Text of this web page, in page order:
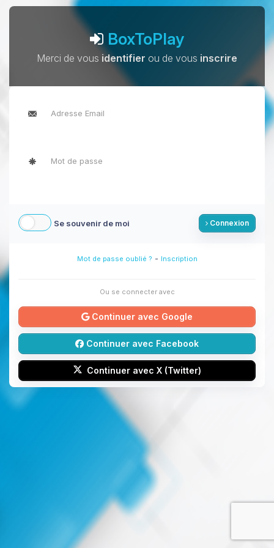
BoxToPlay
Merci de vous identifier ou de vous inscrire
Se souvenir de moi Connexion
Mot de passe oublié ? - Inscription
Ou se connecter avec
Continuer avec Google
Continuer avec Facebook
Continuer avec X (Twitter)